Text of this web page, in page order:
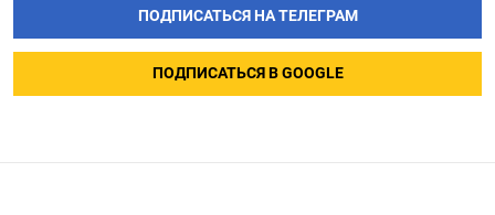
ПОДПИСАТЬСЯ НА ТЕЛЕГРАМ
ПОДПИСАТЬСЯ В GOOGLE